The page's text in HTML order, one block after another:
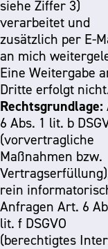
siehe Ziffer 3)
verarbeitet und
zusätzlich per E-
an mich
Eine Weitergabe
Dritte erfolgt
Rechtsgrundlage:
6 Abs. 1 lit. b
(vorvertragliche
Maßnahmen bzw.
rein
Anfragen Art. 6
lit. f DSGVO
(berechtigtes